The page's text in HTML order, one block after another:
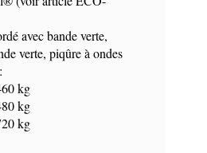
avec bande verte,
verte, piqûre à ondes
kg
kg
kg